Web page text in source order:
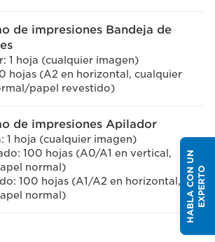
de impresiones Bandeja de
1 hoja (cualquier imagen)
hojas (A2 en horizontal, cualquier
papel revestido)
de impresiones Apilador
1 hoja (cualquier imagen)
100 hojas (A0/A1 en vertical,
normal)
100 hojas (A1/A2 en horizontal,
normal)
H
A
B
L
A
C
ON
U
N
E
X
P
E
R
TO